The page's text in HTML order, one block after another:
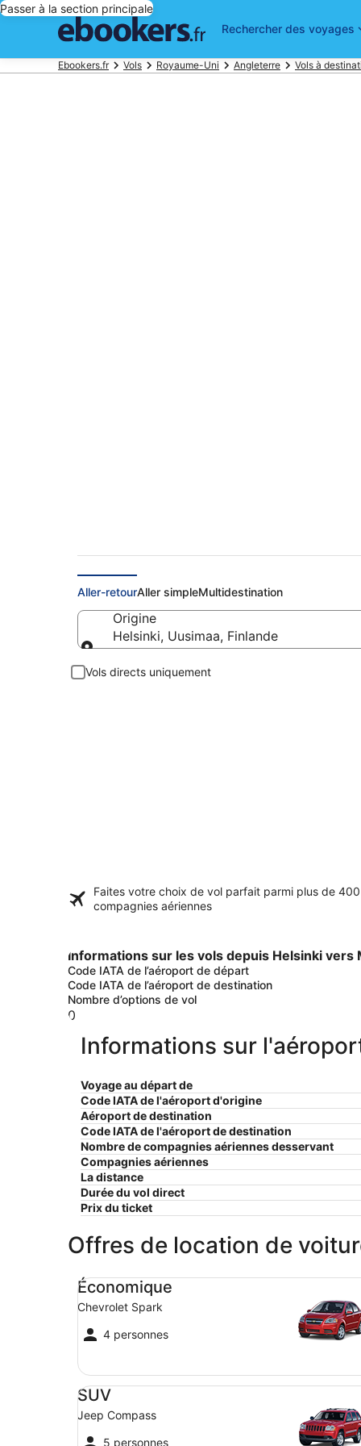
Passer à la section principale
Rechercher des voyages
Ebookers.fr Vols Royaume-Uni Angleterre Vols à
Aller-retourAller simpleMultidestination
Origine
Helsinki, Uusimaa, Finlande
Vols directs uniquement
Faites votre choix de vol parfait parmi plus de 400
compagnies aériennes
Informations sur les vols depuis Helsinki vers
Code IATA de l’aéroport de départ
Code IATA de l’aéroport de destination
Nombre d’options de vol
0
Informations sur
Voyage au départ de
Code IATA de l'aéroport d'origine
Aéroport de destination
Code IATA de l'aéroport de destination
Nombre de compagnies aériennes desservant
Compagnies aériennes
La distance
Durée du vol direct
Prix ​​du ticket
Offres de location de
Économique
Chevrolet Spark
4 personnes
Économique Chevrolet Spark
SUV
Jeep Compass
5 personnes
SUV Jeep Compass